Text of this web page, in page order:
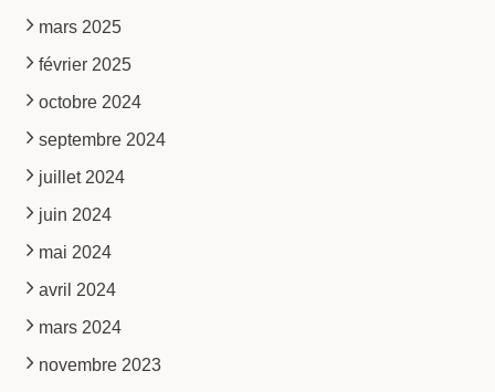
mars 2025
février 2025
octobre 2024
septembre 2024
juillet 2024
juin 2024
mai 2024
avril 2024
mars 2024
novembre 2023